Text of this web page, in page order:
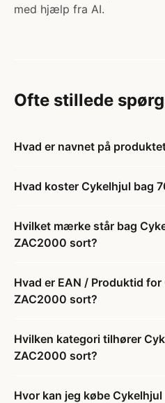
med hjælp fra AI.
Ofte stillede
Hvad er navnet på
Hvad koster Cykelhjul bag
Hvilket mærke står bag
ZAC2000 sort?
Hvad er EAN / Produktid
ZAC2000 sort?
Hvilken kategori tilhører
ZAC2000 sort?
Hvor kan jeg købe